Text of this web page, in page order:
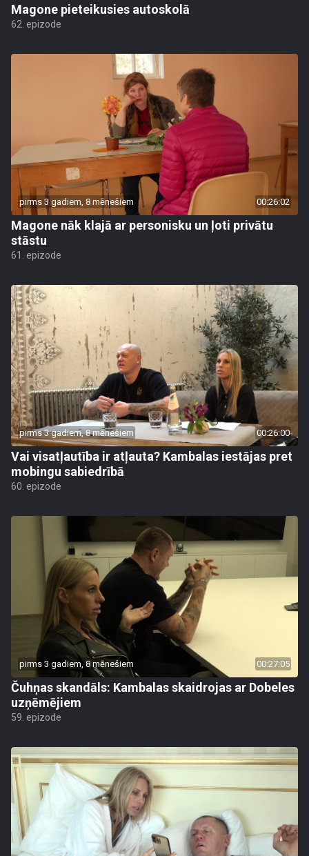
Magone pieteikusies autoskolā
62. epizode
pirms 3 gadiem, 8 mēnešiem 00:26:02
Magone nāk klajā ar personisku un ļoti privātu
stāstu
61. epizode
pirms 3 gadiem, 8 mēnešiem 00:26:00
Vai visatļautība ir atļauta? Kambalas iestājas pret
mobingu sabiedrībā
60. epizode
pirms 3 gadiem, 8 mēnešiem 00:27:05
Čuhņas skandāls: Kambalas skaidrojas ar Dobeles
uzņēmējiem
59. epizode